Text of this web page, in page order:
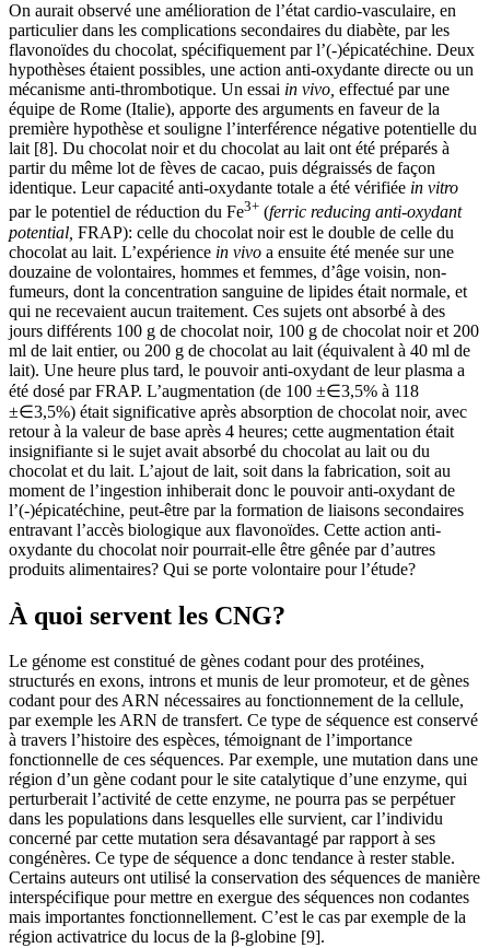
On aurait observé une amélioration de l’état cardio-vasculaire, en
particulier dans les complications secondaires du diabète, par les
flavonoïdes du chocolat, spécifiquement par l’(-)épicatéchine. Deux
hypothèses étaient possibles, une action anti-oxydante directe ou un
mécanisme anti-thrombotique. Un essai in vivo, effectué par une
équipe de Rome (Italie), apporte des arguments en faveur de la
première hypothèse et souligne l’interférence négative potentielle du
lait [8]. Du chocolat noir et du chocolat au lait ont été préparés à
partir du même lot de fèves de cacao, puis dégraissés de façon
identique. Leur capacité anti-oxydante totale a été vérifiée in vitro
par le potentiel de réduction du Fe3+ (ferric reducing anti-oxydant
potential, FRAP): celle du chocolat noir est le double de celle du
chocolat au lait. L’expérience in vivo a ensuite été menée sur une
douzaine de volontaires, hommes et femmes, d’âge voisin, non-
fumeurs, dont la concentration sanguine de lipides était normale, et
qui ne recevaient aucun traitement. Ces sujets ont absorbé à des
jours différents 100 g de chocolat noir, 100 g de chocolat noir et 200
ml de lait entier, ou 200 g de chocolat au lait (équivalent à 40 ml de
lait). Une heure plus tard, le pouvoir anti-oxydant de leur plasma a
été dosé par FRAP. L’augmentation (de 100 ±∈3,5% à 118
±∈3,5%) était significative après absorption de chocolat noir, avec
retour à la valeur de base après 4 heures; cette augmentation était
insignifiante si le sujet avait absorbé du chocolat au lait ou du
chocolat et du lait. L’ajout de lait, soit dans la fabrication, soit au
moment de l’ingestion inhiberait donc le pouvoir anti-oxydant de
l’(-)épicatéchine, peut-être par la formation de liaisons secondaires
entravant l’accès biologique aux flavonoïdes. Cette action anti-
oxydante du chocolat noir pourrait-elle être gênée par d’autres
produits alimentaires? Qui se porte volontaire pour l’étude?
À quoi servent les CNG?
Le génome est constitué de gènes codant pour des protéines,
structurés en exons, introns et munis de leur promoteur, et de gènes
codant pour des ARN nécessaires au fonctionnement de la cellule,
par exemple les ARN de transfert. Ce type de séquence est conservé
à travers l’histoire des espèces, témoignant de l’importance
fonctionnelle de ces séquences. Par exemple, une mutation dans une
région d’un gène codant pour le site catalytique d’une enzyme, qui
perturberait l’activité de cette enzyme, ne pourra pas se perpétuer
dans les populations dans lesquelles elle survient, car l’individu
concerné par cette mutation sera désavantagé par rapport à ses
congénères. Ce type de séquence a donc tendance à rester stable.
Certains auteurs ont utilisé la conservation des séquences de manière
interspécifique pour mettre en exergue des séquences non codantes
mais importantes fonctionnellement. C’est le cas par exemple de la
région activatrice du locus de la β-globine [9].